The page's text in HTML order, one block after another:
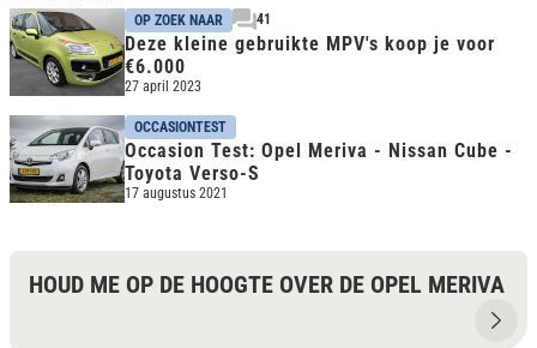
OP ZOEK NAAR
41
Deze kleine gebruikte MPV's koop je voor
€6.000
27 april 2023
OCCASIONTEST
Occasion Test: Opel Meriva - Nissan Cube -
Toyota Verso-S
17 augustus 2021
HOUD ME OP DE HOOGTE OVER DE OPEL MERIVA